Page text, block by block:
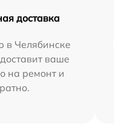
доставка
в Челябинске
ваше
на ремонт и